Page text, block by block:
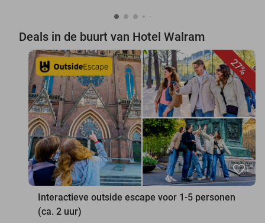
Deals in de buurt van Hotel Walram
27%
favorite_border
Interactieve outside escape voor 1-5 personen
(ca. 2 uur)